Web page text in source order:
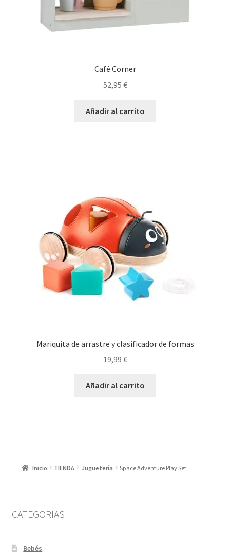
Café Corner
52,95 €
Añadir al carrito
Mariquita de arrastre y clasificador de formas
19,99 €
Añadir al carrito
Inicio TIENDA Juguetería Space Adventure Play Set
CATEGORIAS
Bebés